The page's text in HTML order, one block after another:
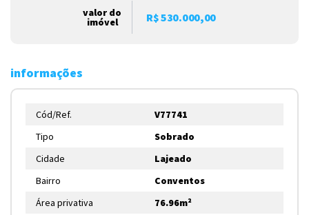
valor do
imóvel R$ 530.000,00
informações
Cód/Ref.
V77741
Tipo
Sobrado
Cidade
Lajeado
Bairro
Conventos
Área privativa
76.96m²